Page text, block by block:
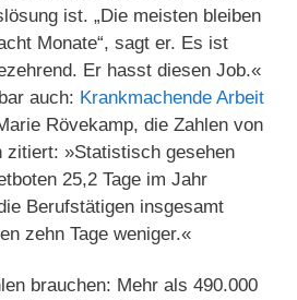
ist. „Die meisten bleiben
Monate“, sagt er. Es ist
Er hasst diesen Job.«
auch: Krankmachende Arbeit
Rövekamp, die Zahlen von
zitiert: »Statistisch gesehen
25,2 Tage im Jahr
Berufstätigen insgesamt
zehn Tage weniger.«
brauchen: Mehr als 490.000